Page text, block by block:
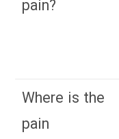
pain?
Where is the
pain